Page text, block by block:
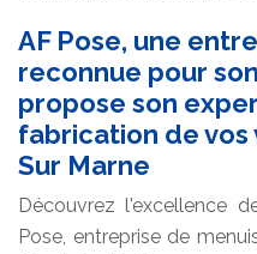
AF Pose, une
reconnue pour
propose son
fabrication de
Sur Marne
Découvrez l'excellence
Pose, entreprise de